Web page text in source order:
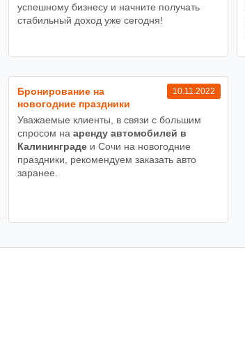
успешному бизнесу и начните получать
стабильный доход уже сегодня!
10.11.2022
Бронирование на
новогодние праздники
Уважаемые клиенты, в связи с большим
спросом на аренду автомобилей в
Калининградеи Сочи на новогодние
праздники, рекомендуем заказать авто
заранее.